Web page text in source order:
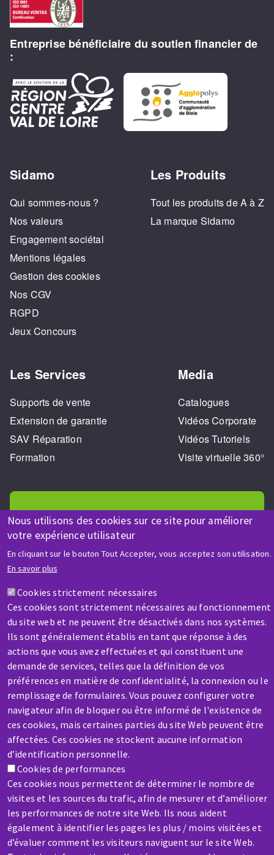
Nous utilisons des cookies sur ce site pour améliorer
votre expérience utilisateur
En cliquant sur le bouton Tout Accepter, vous acceptez son utilisation.
En savoir plus
Cookies strictement nécessaires
Ces cookies sont strictement nécessaires au fonctionnement
du site web et ne peuvent être désactivés dans nos systèmes.
Ils sont généralement établis en tant que réponse à des
actions que vous avez effectuées et qui constituent une
demande de services, telles que la définition de vos
préférences en matière de confidentialité, la connexion ou le
remplissage de formulaires. Vous pouvez configurer votre
navigateur afin de bloquer ou être informé de l'existence de
ces cookies, mais certaines parties du site Web peuvent être
affectées. Ces cookies ne stockent aucune information
d’identification personnelle.
Cookies de performances
Ces cookies nous permettent de déterminer le nombre de
visites et les sources du trafic, afin de mesurer et d’améliorer
les performances de notre site Web. Ils nous aident
également à identifier les pages les plus / moins visitées et
d’évaluer comment les visiteurs naviguent sur le site Web.
Entreprise bénéficiaire du soutien financier de
:
Sidamo
Qui sommes-nous ?
Nos valeurs
Engagement sociétal
Mentions légales
Gestion des cookies
Nos CGV
RGPD
Jeux Concours
Les Produits
Tout les produits de A à Z
La marque Sidamo
Les Services
Supports de vente
Extension de garantie
SAV Réparation
Formation
Media
Catalogues
Vidéos Corporate
Vidéos Tutoriels
Visite virtuelle 360°
AIDE & CONTACT
Une question ? Un renseignement ?
Contactez-nous
SAV / RÉPARATION
Une machine cassée ? En panne ?
Contactez-nous
Aller